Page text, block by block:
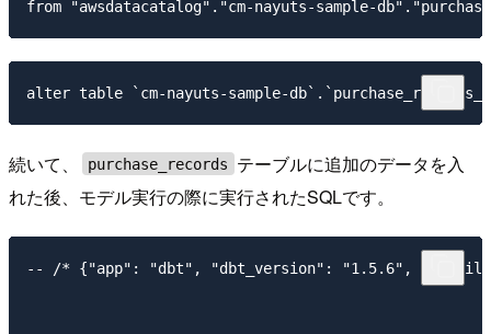
続いて、 purchase_records
テーブルに追加のデータを入
れた後、モデル実行の際に実行されたSQLです。
-- /* {"app": "dbt", "dbt_version": "1.5.6",